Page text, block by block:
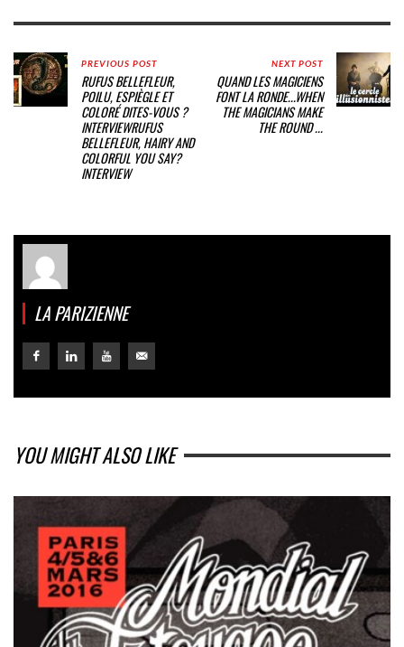
PREVIOUS POST
RUFUS BELLEFLEUR,
POILU, ESPIÈGLE ET
COLORÉ DITES-VOUS ?
INTERVIEWRUFUS
BELLEFLEUR, HAIRY AND
COLORFUL YOU SAY?
INTERVIEW
NEXT POST
QUAND LES MAGICIENS
FONT LA RONDE...WHEN
THE MAGICIANS MAKE
THE ROUND ...
LA PARIZIENNE
YOU MIGHT ALSO LIKE